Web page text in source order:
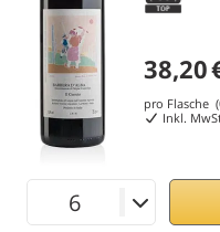
38,20
pro Flasche
Inkl.